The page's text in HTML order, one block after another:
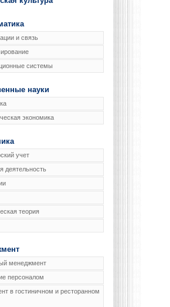
и связь
системы
науки
экономика
учет
деятельность
теория
менеджмент
персоналом
в гостиничном и ресторанном